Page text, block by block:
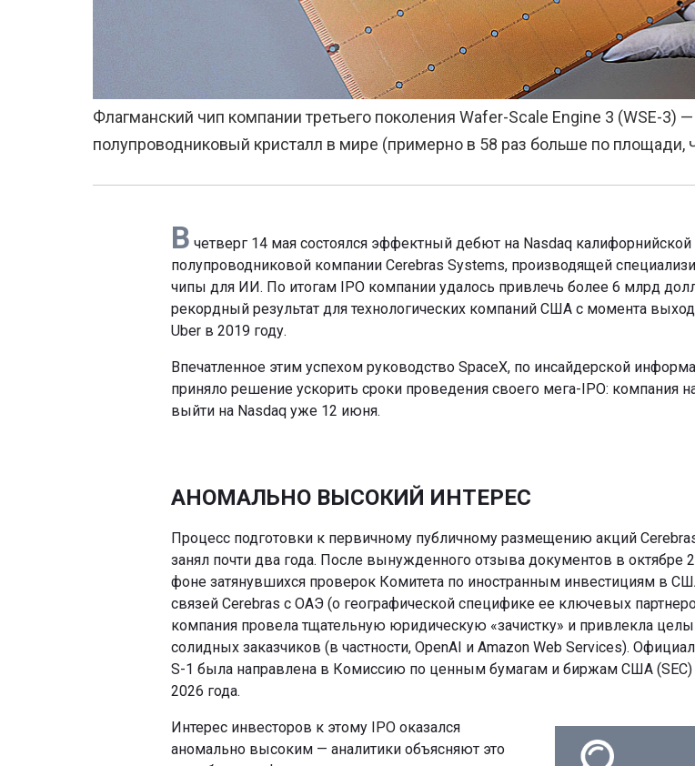
Флагманский чип компании третьего поколения Wafer-Scale Engine 3 (WSE-3)
полупроводниковый кристалл в мире (примерно в 58 раз больше по площади,
В четверг 14 мая состоялся эффектный дебют на Nasdaq калифорнийской
полупроводниковой компании Cerebras Systems, производящей
чипы для ИИ. По итогам IPO компании удалось привлечь более 6 млрд
рекордный результат для технологических компаний США с момента
Uber в 2019 году.
Впечатленное этим успехом руководство SpaceX, по инсайдерской
приняло решение ускорить сроки проведения своего мега-IPO: компания
выйти на Nasdaq уже 12 июня.
АНОМАЛЬНО ВЫСОКИЙ ИНТЕРЕС
Процесс подготовки к первичному публичному размещению акций
занял почти два года. После вынужденного отзыва документов в октябре
фоне затянувшихся проверок Комитета по иностранным инвестициям в
связей Cerebras с ОАЭ (о географической специфике ее ключевых
компания провела тщательную юридическую «зачистку» и привлекла
солидных заказчиков (в частности, OpenAI и Amazon Web Services).
S-1 была направлена в Комиссию по ценным бумагам и биржам США (SEC)
2026 года.
Интерес инвесторов к этому IPO оказался
аномально высоким — аналитики объясняют это